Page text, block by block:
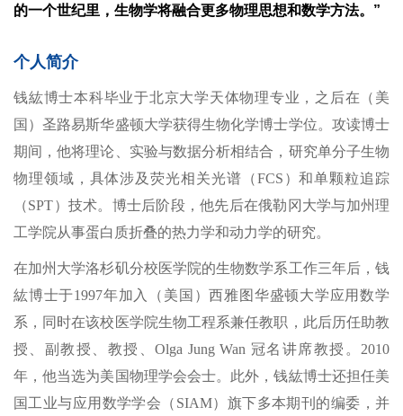
的一个世纪里，生物学将融合更多物理思想和数学方法。”
个人简介
钱紘博士本科毕业于北京大学天体物理专业，之后在（美
国）圣路易斯华盛顿大学获得生物化学博士学位。攻读博士
期间，他将理论、实验与数据分析相结合，研究单分子生物
物理领域，具体涉及荧光相关光谱（FCS）和单颗粒追踪
（SPT）技术。博士后阶段，他先后在俄勒冈大学与加州理
工学院从事蛋白质折叠的热力学和动力学的研究。
在加州大学洛杉矶分校医学院的生物数学系工作三年后，钱
紘博士于1997年加入（美国）西雅图华盛顿大学应用数学
系，同时在该校医学院生物工程系兼任教职，此后历任助教
授、副教授、教授、Olga Jung Wan 冠名讲席教授。2010
年，他当选为美国物理学会会士。此外，钱紘博士还担任美
国工业与应用数学学会（SIAM）旗下多本期刊的编委，并